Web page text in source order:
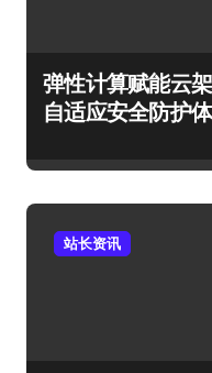
弹性计算赋能云
自适应安全防护
站长资讯